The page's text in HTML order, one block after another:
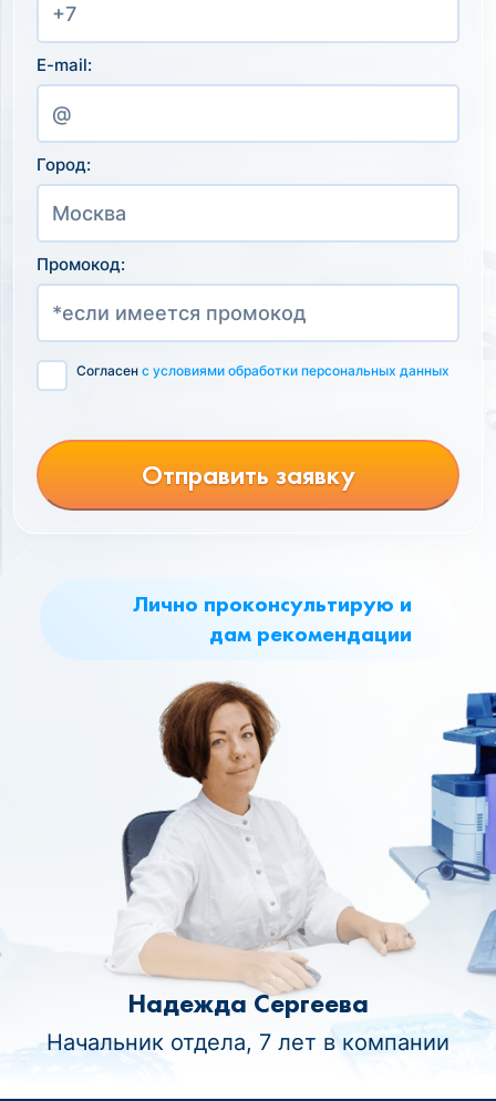
Лично проконсультирую и
дам рекомендации
Надежда Сергеева
Начальник отдела, 7 лет в компании
E-mail:
Город:
Промокод:
Согласен с условиями обработки персональных данных
Отправить заявку